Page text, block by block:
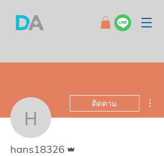
hans18326
ติดตาม
hans18326